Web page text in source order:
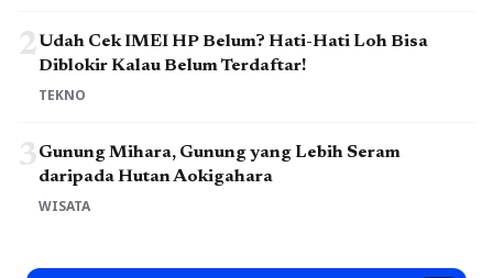
2Udah Cek IMEI HP Belum? Hati-Hati Loh Bisa
Diblokir Kalau Belum Terdaftar!
TEKNO
3Gunung Mihara, Gunung yang Lebih Seram
daripada Hutan Aokigahara
WISATA